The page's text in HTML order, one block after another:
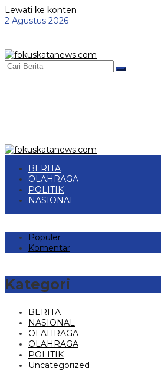
Lewati ke konten
2 Agustus 2026
BERITA
OLAHRAGA
POLITIK
NASIONAL
Populer
Komentar
Kategori
BERITA
NASIONAL
OLAHRAGA
OLAHRAGA
POLITIK
Uncategorized